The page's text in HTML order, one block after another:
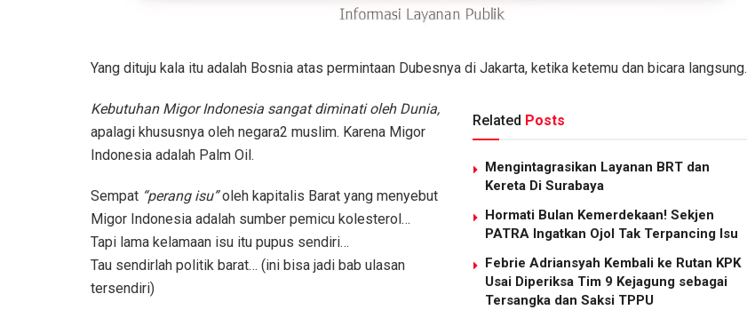
Yang dituju kala itu adalah Bosnia atas permintaan Dubesnya di Jakarta, ketika ketemu dan bicara langsung.
Related Posts
Mengintagrasikan Layanan BRT dan
Kereta Di Surabaya
Hormati Bulan Kemerdekaan! Sekjen
PATRA Ingatkan Ojol Tak Terpancing Isu
Febrie Adriansyah Kembali ke Rutan KPK
Usai Diperiksa Tim 9 Kejagung sebagai
Tersangka dan Saksi TPPU
Kebutuhan Migor Indonesia sangat diminati oleh Dunia,
apalagi khususnya oleh negara2 muslim. Karena Migor
Indonesia adalah Palm Oil.
Sempat “perang isu”oleh kapitalis Barat yang menyebut
Migor Indonesia adalah sumber pemicu kolesterol…
Tapi lama kelamaan isu itu pupus sendiri…
Tau sendirlah politik barat… (ini bisa jadi bab ulasan
tersendiri)